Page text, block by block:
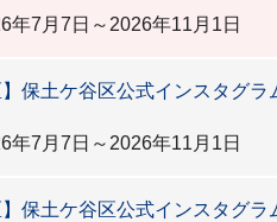
年7月7日～2026年11月1日
】保土ケ谷区公式インスタグ
年7月7日～2026年11月1日
】保土ケ谷区公式インスタグ